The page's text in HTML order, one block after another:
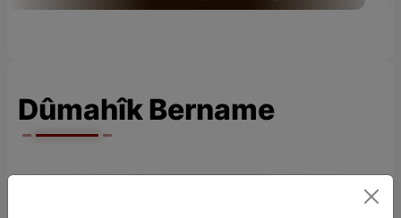
Dûmahîk Bername